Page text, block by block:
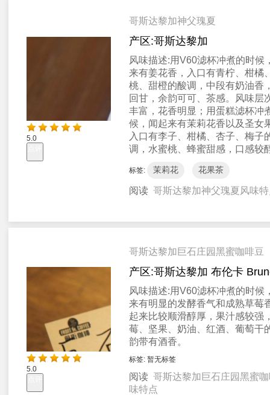
5.0
哥斯达黎加神父瑰夏
产区:哥斯达黎加
风味描述:用V60滤杯冲煮的时候
来有姜花香，入口有青柠、柑橘
桃、甜橙的酸调，中段有奶油香
回甘，余韵可可、茶感。风味层
丰富，花香明显；用蛋糕滤杯冲
候，闻起来有茉莉花香以及圣女
入口有李子、柑橘、杏子、梅子
调，水蜜桃、蜂蜜甜感，口感较
标签: 茉莉花 花果茶
阅读 哥斯达黎加神父瑰夏风味
5.0
哥斯达黎加巨石庄园黑蜜咖啡豆
产区:哥斯达黎加 布伦卡
风味描述:用V60滤杯冲煮的时候
来有明显的发酵香气和成熟草莓
起来比较顺滑醇厚，果汁感较强
莓、坚果、奶油、红酒、葡萄干
韵带有酒香。
标签: 暂无标签
阅读 哥斯达黎加巨石庄园黑蜜
味特点